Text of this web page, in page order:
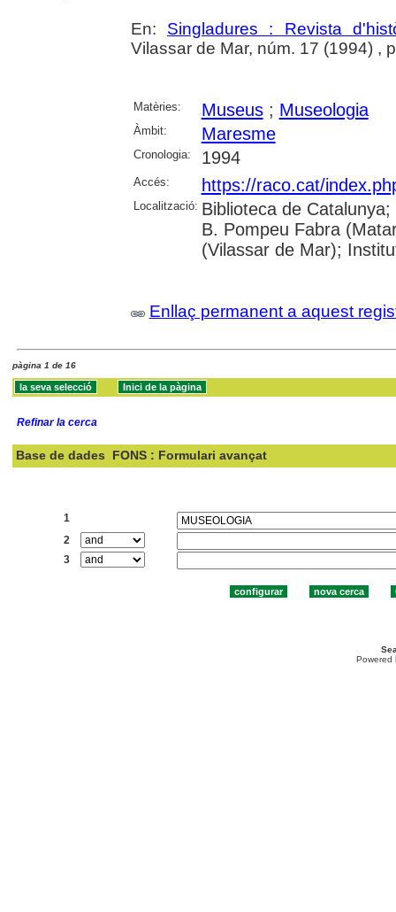
En: Singladures : Revista
Vilassar de Mar, núm. 17 (1994) ,
Matèries: Museus; Museologia
Àmbit: Maresme
Cronologia: 1994
Accés: https://raco.cat/
Localització: Biblioteca de
B. Pompeu Fabra
(Vilassar de Mar);
Enllaç permanent a aquest
pàgina 1 de 16
Refinar la cerca
Base de dades FONS : Formulari avançat
1
2
3